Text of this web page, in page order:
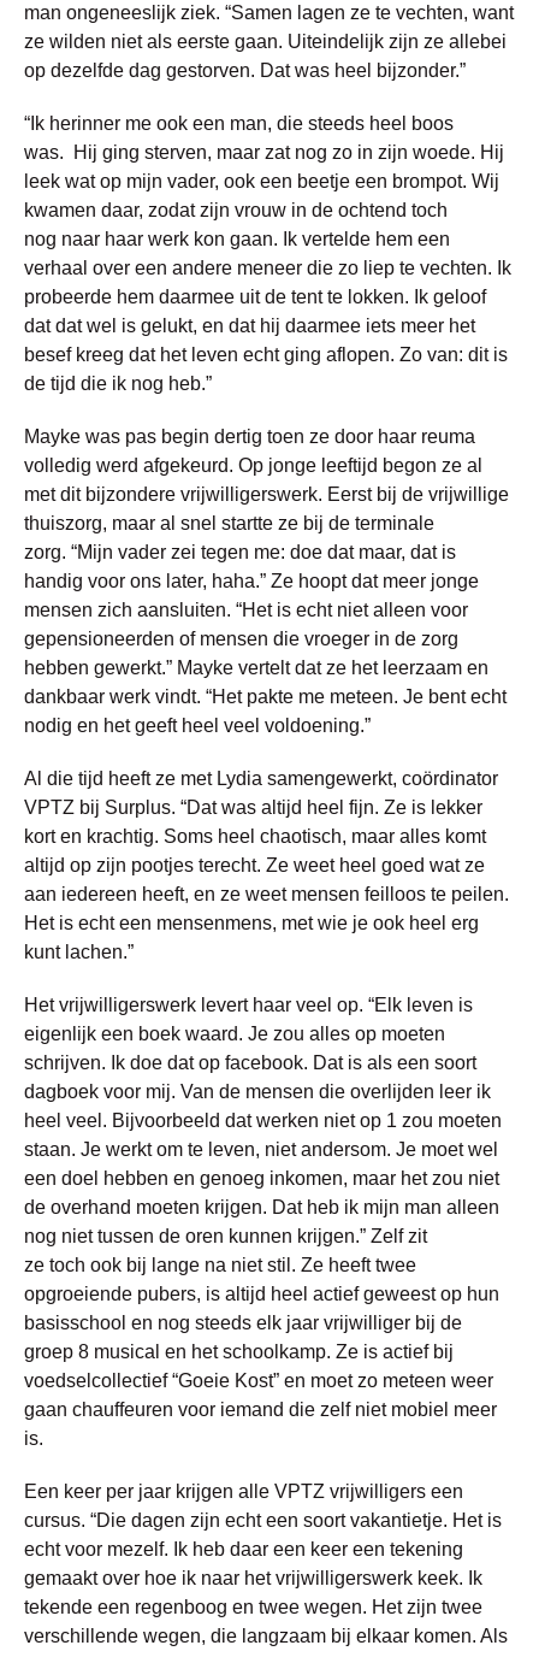
man ongeneeslijk ziek. “Samen lagen ze te vechten, want
ze wilden niet als eerste gaan. Uiteindelijk zijn ze allebei
op dezelfde dag gestorven. Dat was heel bijzonder.”
“Ik herinner me ook een man, die steeds heel boos
was. Hij ging sterven, maar zat nog zo in zijn woede. Hij
leek wat op mijn vader, ook een beetje een brompot. Wij
kwamen daar, zodat zijn vrouw in de ochtend toch
nog naar haar werk kon gaan. Ik vertelde hem een
verhaal over een andere meneer die zo liep te vechten. Ik
probeerde hem daarmee uit de tent te lokken. Ik geloof
dat dat wel is gelukt, en dat hij daarmee iets meer het
besef kreeg dat het leven echt ging aflopen. Zo van: dit is
de tijd die ik nog heb.”
Mayke was pas begin dertig toen ze door haar reuma
volledig werd afgekeurd. Op jonge leeftijd begon ze al
met dit bijzondere vrijwilligerswerk. Eerst bij de vrijwillige
thuiszorg, maar al snel startte ze bij de terminale
zorg. “Mijn vader zei tegen me: doe dat maar, dat is
handig voor ons later, haha.” Ze hoopt dat meer jonge
mensen zich aansluiten. “Het is echt niet alleen voor
gepensioneerden of mensen die vroeger in de zorg
hebben gewerkt.” Mayke vertelt dat ze het leerzaam en
dankbaar werk vindt. “Het pakte me meteen. Je bent echt
nodig en het geeft heel veel voldoening.”
Al die tijd heeft ze met Lydia samengewerkt, coördinator
VPTZ bij Surplus. “Dat was altijd heel fijn. Ze is lekker
kort en krachtig. Soms heel chaotisch, maar alles komt
altijd op zijn pootjes terecht. Ze weet heel goed wat ze
aan iedereen heeft, en ze weet mensen feilloos te peilen.
Het is echt een mensenmens, met wie je ook heel erg
kunt lachen.”
Het vrijwilligerswerk levert haar veel op. “Elk leven is
eigenlijk een boek waard. Je zou alles op moeten
schrijven. Ik doe dat op facebook. Dat is als een soort
dagboek voor mij. Van de mensen die overlijden leer ik
heel veel. Bijvoorbeeld dat werken niet op 1 zou moeten
staan. Je werkt om te leven, niet andersom. Je moet wel
een doel hebben en genoeg inkomen, maar het zou niet
de overhand moeten krijgen. Dat heb ik mijn man alleen
nog niet tussen de oren kunnen krijgen.” Zelf zit
ze toch ook bij lange na niet stil. Ze heeft twee
opgroeiende pubers, is altijd heel actief geweest op hun
basisschool en nog steeds elk jaar vrijwilliger bij de
groep 8 musical en het schoolkamp. Ze is actief bij
voedselcollectief “Goeie Kost” en moet zo meteen weer
gaan chauffeuren voor iemand die zelf niet mobiel meer
is.
Een keer per jaar krijgen alle VPTZ vrijwilligers een
cursus. “Die dagen zijn echt een soort vakantietje. Het is
echt voor mezelf. Ik heb daar een keer een tekening
gemaakt over hoe ik naar het vrijwilligerswerk keek. Ik
tekende een regenboog en twee wegen. Het zijn twee
verschillende wegen, die langzaam bij elkaar komen. Als